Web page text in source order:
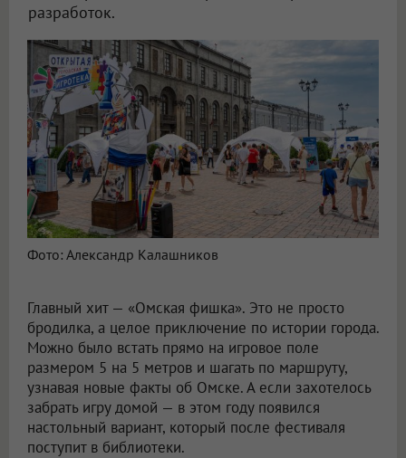
разработок.
Фото: Александр Калашников
Главный хит — «Омская фишка». Это не просто
бродилка, а целое приключение по истории города.
Можно было встать прямо на игровое поле
размером 5 на 5 метров и шагать по маршруту,
узнавая новые факты об Омске. А если захотелось
забрать игру домой — в этом году появился
настольный вариант, который после фестиваля
поступит в библиотеки.